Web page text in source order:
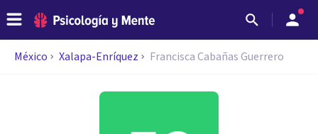
México Xalapa-Enríquez Francisca Cabañas Guerrero